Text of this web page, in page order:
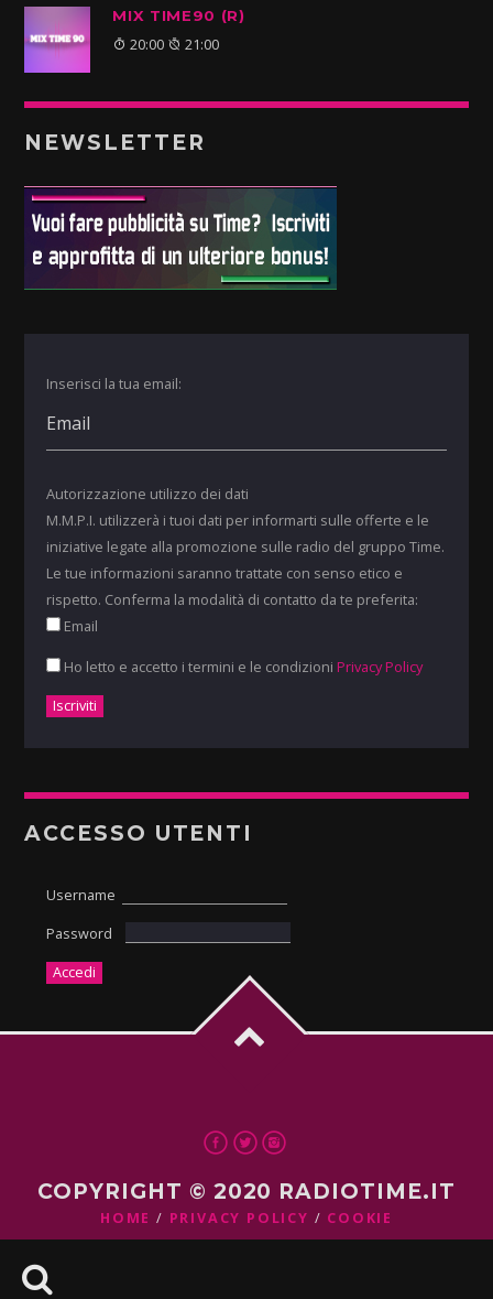
MIX TIME90 (R)
20:00 21:00
NEWSLETTER
Inserisci la tua email:
Autorizzazione utilizzo dei dati
M.M.P.I. utilizzerà i tuoi dati per informarti sulle offerte e le
iniziative legate alla promozione sulle radio del gruppo Time.
Le tue informazioni saranno trattate con senso etico e
rispetto. Conferma la modalità di contatto da te preferita:
Email
Ho letto e accetto i termini e le condizioni Privacy Policy
ACCESSO UTENTI
Username
Password
COPYRIGHT © 2020 RADIOTIME.IT
HOME PRIVACY POLICY COOKIE